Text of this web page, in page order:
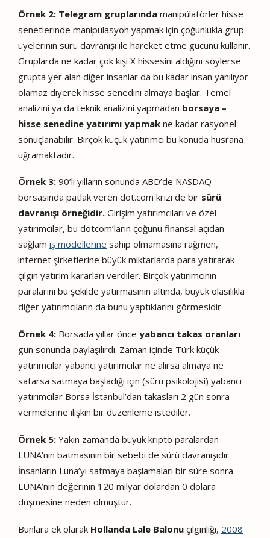
Örnek 2: Telegram gruplarında manipülatörler hisse
senetlerinde manipülasyon yapmak için çoğunlukla grup
üyelerinin sürü davranışı ile hareket etme gücünü kullanır.
Gruplarda ne kadar çok kişi X hissesini aldığını söylerse
grupta yer alan diğer insanlar da bu kadar insan yanılıyor
olamaz diyerek hisse senedini almaya başlar. Temel
analizini ya da teknik analizini yapmadan borsaya –
hisse senedine yatırımı yapmak ne kadar rasyonel
sonuçlanabilir. Birçok küçük yatırımcı bu konuda hüsrana
uğramaktadır.
Örnek 3: 90’lı yılların sonunda ABD’de NASDAQ
borsasında patlak veren dot.com krizi de bir sürü
davranışı örneğidir. Girişim yatırımcıları ve özel
yatırımcılar, bu dotcom’ların çoğunu finansal açıdan
sağlam iş modellerine sahip olmamasına rağmen,
internet şirketlerine büyük miktarlarda para yatırarak
çılgın yatırım kararları verdiler. Birçok yatırımcının
paralarını bu şekilde yatırmasının altında, büyük olasılıkla
diğer yatırımcıların da bunu yaptıklarını görmesidir.
Örnek 4: Borsada yıllar önce yabancı takas oranları
gün sonunda paylaşılırdı. Zaman içinde Türk küçük
yatırımcılar yabancı yatırımcılar ne alırsa almaya ne
satarsa satmaya başladığı için (sürü psikolojisi) yabancı
yatırımcılar Borsa İstanbul’dan takasları 2 gün sonra
vermelerine ilişkin bir düzenleme istediler.
Örnek 5: Yakın zamanda büyük kripto paralardan
LUNA’nın batmasının bir sebebi de sürü davranışıdır.
İnsanların Luna’yı satmaya başlamaları bir süre sonra
LUNA’nın değerinin 120 milyar dolardan 0 dolara
düşmesine neden olmuştur.
Bunlara ek olarak Hollanda Lale Balonu çılgınlığı, 2008